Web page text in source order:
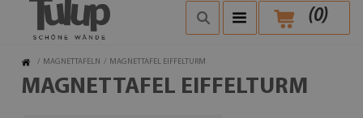
(0)
/ MAGNETTAFELN / MAGNETTAFEL EIFFELTURM
MAGNETTAFEL EIFFELTURM